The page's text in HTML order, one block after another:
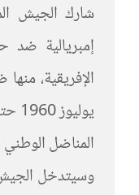
شارك الجيش
إمبريالية ضد
الإفريقية،
المناضل الوطني
وسيتدخل